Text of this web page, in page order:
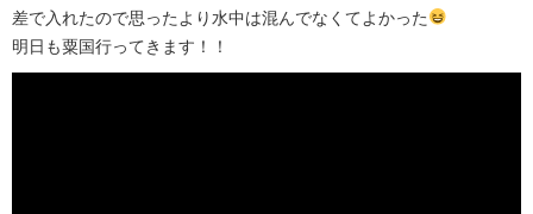
差で入れたので思ったより水中は混んでなくてよかった
明日も粟国行ってきます！！